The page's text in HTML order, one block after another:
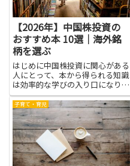
【2026年】中国株投資の
おすすめ本 10選｜海外銘
柄を選ぶ
はじめに中国株投資に関心がある
人にとって、本から得られる知識
は効率的な学びの入り口になりま
す。海外銘柄を選ぶための基礎知
識や市場の特徴、業種ごとの成長
要因を本で体系的に学べば、ニュ
ースや個別企業の情報の読み方が
変わります。用語や取引ルー
ル、...
子育て・育児